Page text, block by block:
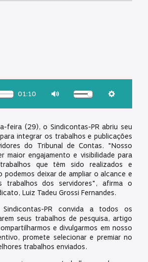
01:10
feira (29), o Sindicontas-PR abriu seu
integrar os trabalhos e publicações
do Tribunal de Contas. "Nosso
maior engajamento e visibilidade para
que têm sido realizados e
podemos deixar de ampliar o alcance e
trabalhos dos servidores", afirma o
Luiz Tadeu Grossi Fernandes.
PR convida a todos os
seus trabalhos de pesquisa, artigo
e divulgarmos em nosso
promete selecionar e premiar no
trabalhos enviados.